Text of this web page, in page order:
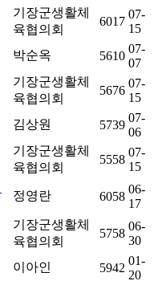
기장군생활체
육협의회
6017
07-
15
박순옥 5610
07-
07
기장군생활체
육협의회
5676
07-
15
김상원 5739
07-
06
기장군생활체
육협의회
5558
07-
15
정영란 6058
06-
17
기장군생활체
육협의회
5758
06-
30
이아인 5942
01-
20